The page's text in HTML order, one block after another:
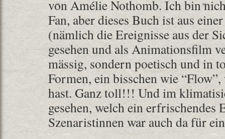
von Amélie Nothomb. Ich bin
Fan, aber dieses Buch ist aus
(nämlich die Ereignisse aus der
gesehen und als Animationsfilm
mässig, sondern poetisch und in
Formen, ein bisschen wie “Flow”,
hast. Ganz toll!!! Und im
gesehen, welch ein erfrischendes
Szenaristinnen war auch da für